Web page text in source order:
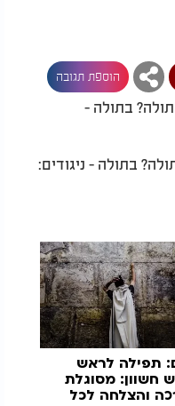
הוספת תגובה
בתולה -
בתולה - ניגודים:
תפילה לראש
חשוון: מסוגלת
והצלחה לכל